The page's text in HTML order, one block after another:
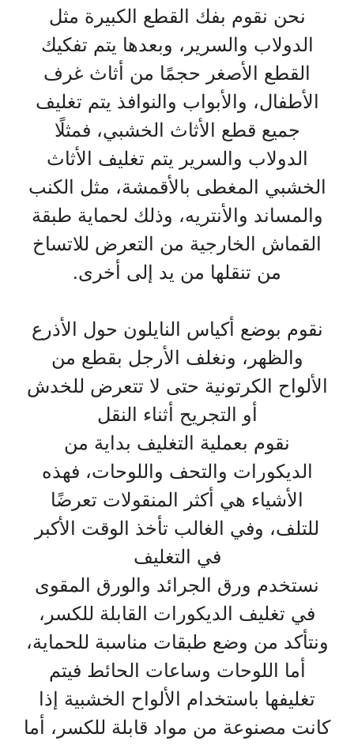
نحن نقوم بفك القطع الكبيرة مثل
الدولاب والسرير، وبعدها يتم تفكيك
القطع الأصغر حجمًا من أثاث غرف
الأطفال، والأبواب والنوافذ يتم تغليف
جميع قطع الأثاث الخشبي، فمثلًا
الدولاب والسرير يتم تغليف الأثاث
الخشبي المغطى بالأقمشة، مثل الكنب
والمساند والأنتريه، وذلك لحماية طبقة
القماش الخارجية من التعرض للاتساخ
من تنقلها من يد إلى أخرى.
نقوم بوضع أكياس النايلون حول الأذرع
والظهر، ونغلف الأرجل بقطع من
الألواح الكرتونية حتى لا تتعرض للخدش
أو التجريح أثناء النقل
نقوم بعملية التغليف بداية من
الديكورات والتحف واللوحات، فهذه
الأشياء هي أكثر المنقولات تعرضًا
للتلف، وفي الغالب تأخذ الوقت الأكبر
في التغليف
نستخدم ورق الجرائد والورق المقوى
في تغليف الديكورات القابلة للكسر،
ونتأكد من وضع طبقات مناسبة للحماية،
أما اللوحات وساعات الحائط فيتم
تغليفها باستخدام الألواح الخشبية إذا
كانت مصنوعة من مواد قابلة للكسر، أما